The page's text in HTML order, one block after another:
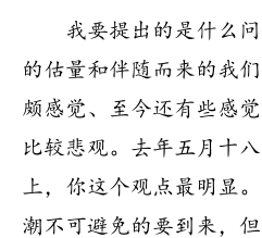
我要提出的是什么
的估量和伴随而来的我
颇感觉、至今还有些感
比较悲观。去年五月十
上，你这个观点最明显
潮不可避免的要到来，